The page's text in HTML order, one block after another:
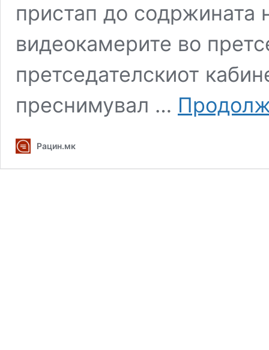
пристап до содржината
видеокамерите во
претседателскиот
преснимувал …
Рацин.мк